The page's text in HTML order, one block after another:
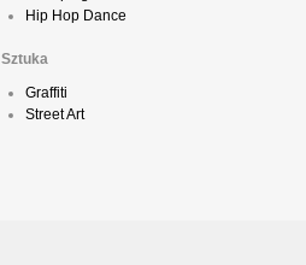
Hip Hop Dance
Sztuka
Graffiti
Street Art